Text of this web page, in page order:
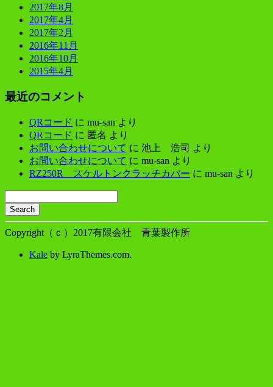
2017年8月
2017年4月
2017年2月
2016年11月
2016年10月
2015年4月
最近のコメント
QRコード に mu-san より
QRコード に 匿名 より
お問い合わせについて に 池上 浩司 より
お問い合わせについて に mu-san より
RZ250R スケルトンクラッチカバー に mu-san より
Search
Searching
is
progress
Copyright（ｃ）2017有限会社 青葉製作所
Kale by LyraThemes.com.